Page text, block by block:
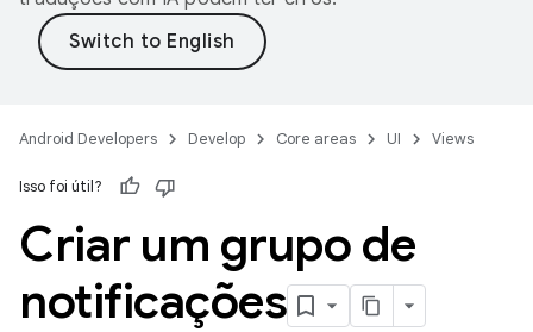
Android Developers Develop Core areas UI Views
Isso foi útil?
Criar um grupo de
notificações